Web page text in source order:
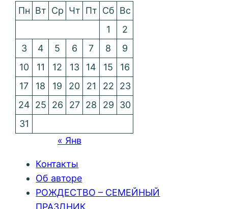
Пн Вт Ср Чт Пт Сб Вс
1
2
3
4 5 6 7 8
9
10
11 12 13 14 15
16
17
18 19 20 21 22
23
24 25 26 27 28 29
30
31
« Янв
Контакты
Об авторе
РОЖДЕСТВО – СЕМЕЙНЫЙ